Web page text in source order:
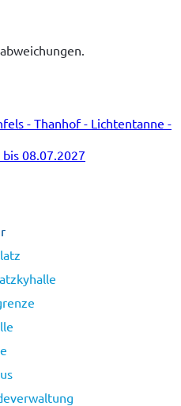
- Thanhof - Lichtentanne -
08.07.2027